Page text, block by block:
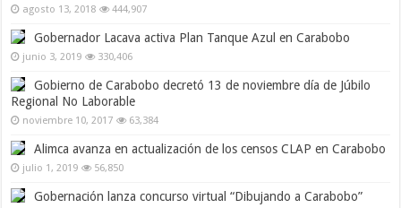
agosto 13, 2018 444,907
Gobernador Lacava activa Plan Tanque Azul en Carabobo
junio 3, 2019 330,406
Gobierno de Carabobo decretó 13 de noviembre día de Júbilo
Regional No Laborable
noviembre 10, 2017 63,384
Alimca avanza en actualización de los censos CLAP en Carabobo
julio 1, 2019 56,850
Gobernación lanza concurso virtual “Dibujando a Carabobo”